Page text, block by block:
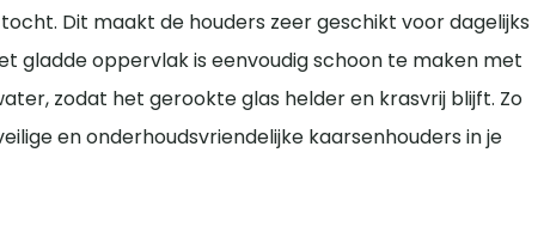
Dit maakt de houders zeer geschikt voor dagelijks
gladde oppervlak is eenvoudig schoon te maken met
zodat het gerookte glas helder en krasvrij blijft. Zo
en onderhoudsvriendelijke kaarsenhouders in je